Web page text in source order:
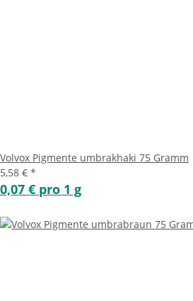
Volvox Pigmente umbrakhaki 75 Gramm
5,58 € *
0,07 € pro 1 g